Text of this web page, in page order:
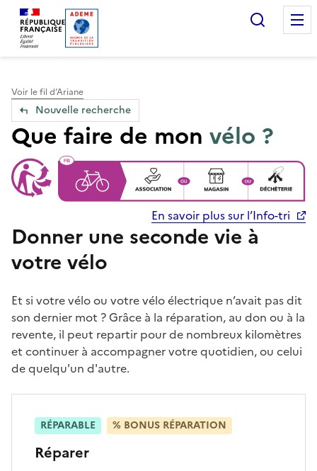
Accueil — Que Faire de mes objets & déchets
Voir le fil d’Ariane
Nouvelle recherche
Que faire de mon vélo ?
En savoir plus sur l’Info-tri
Donner une seconde vie à
votre vélo
Et si votre vélo ou votre vélo électrique n’avait pas dit
son dernier mot ? Grâce à la réparation, au don ou à la
revente, il peut repartir pour de nombreux kilomètres
et continuer à accompagner votre quotidien, ou celui
de quelqu'un d'autre.
Réparer
RÉPARABLE % BONUS RÉPARATION